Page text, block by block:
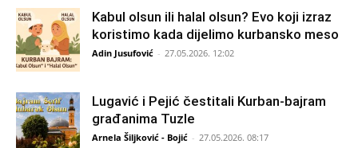
Kabul olsun ili halal olsun? Evo koji izraz
koristimo kada dijelimo kurbansko meso
Adin Jusufović - 27.05.2026. 12:02
Lugavić i Pejić čestitali Kurban-bajram
građanima Tuzle
Arnela Šiljković - Bojić - 27.05.2026. 08:17